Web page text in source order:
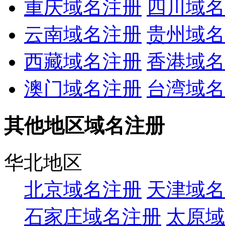
重庆域名注册 四川域
云南域名注册 贵州域
西藏域名注册 香港域
澳门域名注册 台湾域
其他地区域名注册
华北地区
北京域名注册 天津域
石家庄域名注册 太原